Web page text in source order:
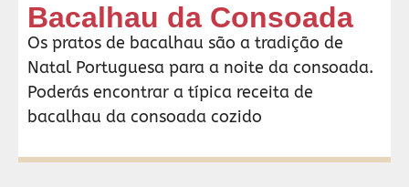
Bacalhau da Consoada
Os pratos de bacalhau são a tradição de
Natal Portuguesa para a noite da consoada.
Poderás encontrar a típica receita de
bacalhau da consoada cozido